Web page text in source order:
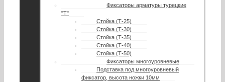
Фиксаторы арматуры турецкие
"Т"
Стойка (Т-25)
Стойка (Т-30)
Стойка (Т-35)
Стойка (Т-40)
Стойка (Т-50)
Фиксаторы многоуровневые
Подставка под многоуровневый
фиксатор, высота ножки 10мм